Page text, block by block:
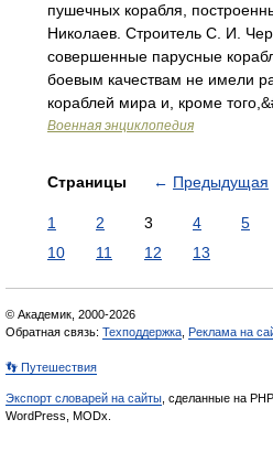
пушечных корабля,
Николаев. Строитель С. И.
совершенные парусные
боевым качествам не имели
кораблей мира и, кроме
Военная энциклопедия
Страницы ← Предыдущая
1 2 3 4 5
10
11 12 13
© Академик, 2000-2026
Обратная связь: Техподдержка Реклама на
👣 Путешествия
Экспорт словарей на сайты , сделанные на PHP,
WordPress, MODx.